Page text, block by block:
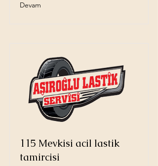
Devam
115 Mevkisi acil lastik
tamircisi